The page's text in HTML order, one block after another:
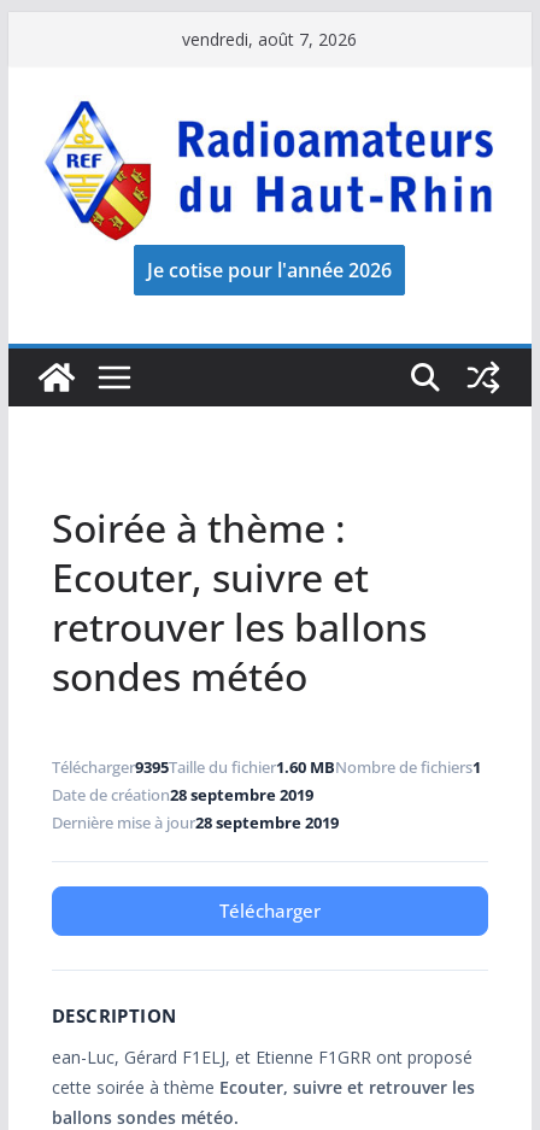
contenu
vendredi, août 7, 2026
Soirée à thème :
Ecouter, suivre et
retrouver les ballons
sondes météo
Télécharger9395Taille du fichier1.60 MBNombre de fichiers1
Date de création28 septembre 2019
Dernière mise à jour28 septembre 2019
Télécharger
DESCRIPTION
ean-Luc, Gérard F1ELJ, et Etienne F1GRR ont proposé
cette soirée à thème Ecouter, suivre et retrouver les
ballons sondes météo.